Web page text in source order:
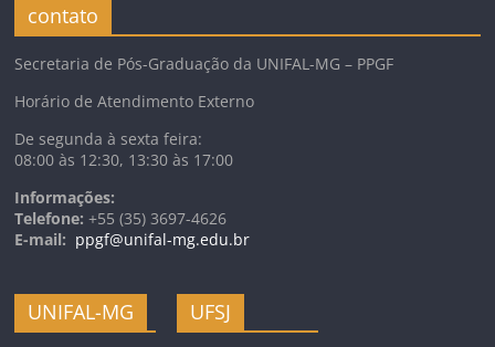
contato
Secretaria de Pós-Graduação da UNIFAL-MG – PPGF
Horário de Atendimento Externo
De segunda à sexta feira:
08:00 às 12:30, 13:30 às 17:00
Informações:
Telefone: +55 (35) 3697-4626
E-mail: ppgf@unifal-mg.edu.br
UNIFAL-MG UFSJ